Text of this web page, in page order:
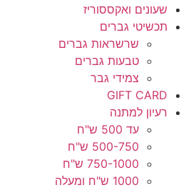
שעונים ואקססוריז
תכשיטי גברים
שרשראות גברים
טבעות גברים
צמידי גבר
GIFT CARD
רעיון למתנה
עד 500 ש"ח
500-750 ש"ח
750-1000 ש"ח
1000 ש"ח ומעלה